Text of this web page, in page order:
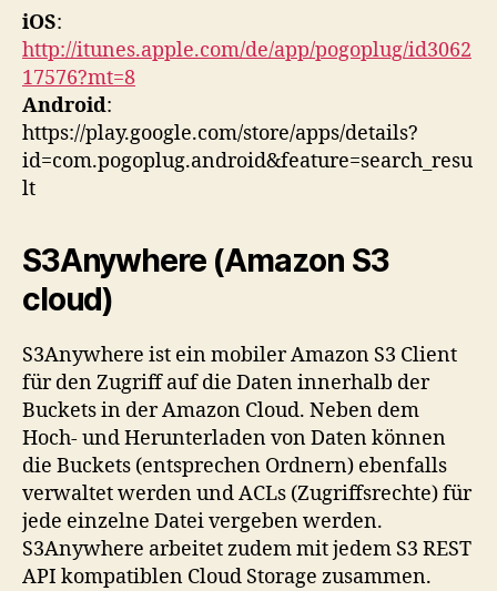
iOS:
http://itunes.apple.com/de/app/pogoplug/id3062
17576?mt=8
Android:
https://play.google.com/store/apps/details?
id=com.pogoplug.android&feature=search_resu
lt
S3Anywhere (Amazon S3
cloud)
S3Anywhere ist ein mobiler Amazon S3 Client
für den Zugriff auf die Daten innerhalb der
Buckets in der Amazon Cloud. Neben dem
Hoch- und Herunterladen von Daten können
die Buckets (entsprechen Ordnern) ebenfalls
verwaltet werden und ACLs (Zugriffsrechte) für
jede einzelne Datei vergeben werden.
S3Anywhere arbeitet zudem mit jedem S3 REST
API kompatiblen Cloud Storage zusammen.